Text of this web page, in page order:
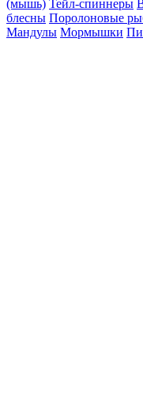
(мышь) Тейл-спиннеры
блесны Поролоновые
Мандулы Мормышки